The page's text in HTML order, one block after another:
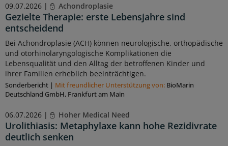
09.07.2026 | Achondroplasie
Gezielte Therapie: erste Lebensjahre sind
entscheidend
Bei Achondroplasie (ACH) können neurologische, orthopädische
und otorhinolaryngologische Komplikationen die
Lebensqualität und den Alltag der betroffenen Kinder und
ihrer Familien erheblich beeinträchtigen.
Sonderbericht | Mit freundlicher Unterstützung von: BioMarin
Deutschland GmbH, Frankfurt am Main
06.07.2026 | Hoher Medical Need
Urolithiasis: Metaphylaxe kann hohe Rezidivrate
deutlich senken